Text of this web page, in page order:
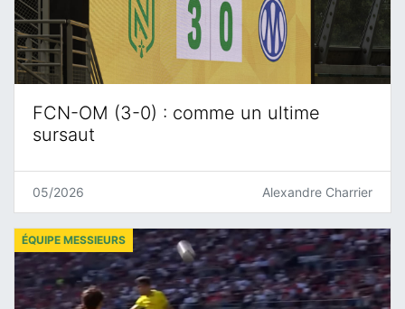
FCN-OM (3-0) : comme un ultime
sursaut
05/2026 Alexandre Charrier
ÉQUIPE MESSIEURS